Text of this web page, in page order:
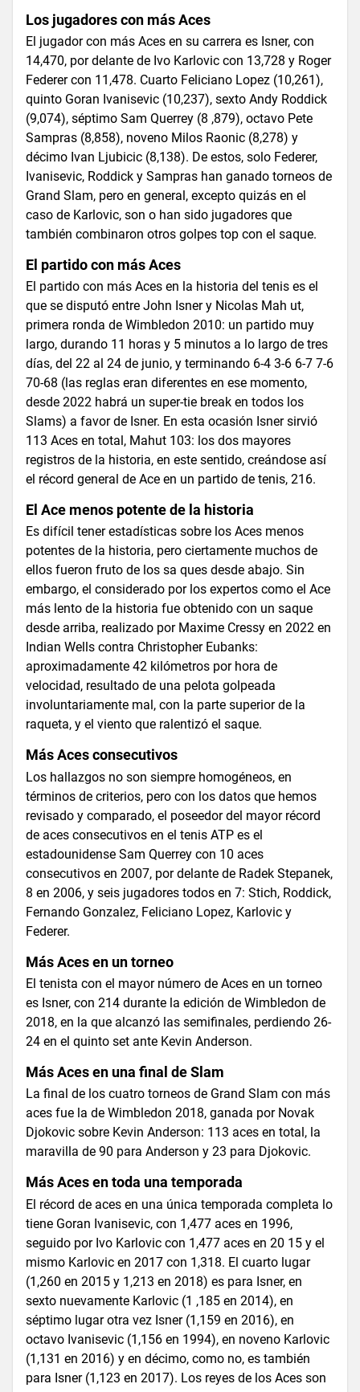
Los jugadores con más Aces
El jugador con más Aces en su carrera es Isner, con
14,470, por delante de Ivo Karlovic con 13,728 y Roger
Federer con 11,478. Cuarto Feliciano Lopez (10,261),
quinto Goran Ivanisevic (10,237), sexto Andy Roddick
(9,074), séptimo Sam Querrey (8 ,879), octavo Pete
Sampras (8,858), noveno Milos Raonic (8,278) y
décimo Ivan Ljubicic (8,138). De estos, solo Federer,
Ivanisevic, Roddick y Sampras han ganado torneos de
Grand Slam, pero en general, excepto quizás en el
caso de Karlovic, son o han sido jugadores que
también combinaron otros golpes top con el saque.
El partido con más Aces
El partido con más Aces en la historia del tenis es el
que se disputó entre John Isner y Nicolas Mah ut,
primera ronda de Wimbledon 2010: un partido muy
largo, durando 11 horas y 5 minutos a lo largo de tres
días, del 22 al 24 de junio, y terminando 6-4 3-6 6-7 7-6
70-68 (las reglas eran diferentes en ese momento,
desde 2022 habrá un super-tie break en todos los
Slams) a favor de Isner. En esta ocasión Isner sirvió
113 Aces en total, Mahut 103: los dos mayores
registros de la historia, en este sentido, creándose así
el récord general de Ace en un partido de tenis, 216.
El Ace menos potente de la historia
Es difícil tener estadísticas sobre los Aces menos
potentes de la historia, pero ciertamente muchos de
ellos fueron fruto de los sa ques desde abajo. Sin
embargo, el considerado por los expertos como el Ace
más lento de la historia fue obtenido con un saque
desde arriba, realizado por Maxime Cressy en 2022 en
Indian Wells contra Christopher Eubanks:
aproximadamente 42 kilómetros por hora de
velocidad, resultado de una pelota golpeada
involuntariamente mal, con la parte superior de la
raqueta, y el viento que ralentizó el saque.
Más Aces consecutivos
Los hallazgos no son siempre homogéneos, en
términos de criterios, pero con los datos que hemos
revisado y comparado, el poseedor del mayor récord
de aces consecutivos en el tenis ATP es el
estadounidense Sam Querrey con 10 aces
consecutivos en 2007, por delante de Radek Stepanek,
8 en 2006, y seis jugadores todos en 7: Stich, Roddick,
Fernando Gonzalez, Feliciano Lopez, Karlovic y
Federer.
Más Aces en un torneo
El tenista con el mayor número de Aces en un torneo
es Isner, con 214 durante la edición de Wimbledon de
2018, en la que alcanzó las semifinales, perdiendo 26-
24 en el quinto set ante Kevin Anderson.
Más Aces en una final de Slam
La final de los cuatro torneos de Grand Slam con más
aces fue la de Wimbledon 2018, ganada por Novak
Djokovic sobre Kevin Anderson: 113 aces en total, la
maravilla de 90 para Anderson y 23 para Djokovic.
Más Aces en toda una temporada
El récord de aces en una única temporada completa lo
tiene Goran Ivanisevic, con 1,477 aces en 1996,
seguido por Ivo Karlovic con 1,477 aces en 20 15 y el
mismo Karlovic en 2017 con 1,318. El cuarto lugar
(1,260 en 2015 y 1,213 en 2018) es para Isner, en
sexto nuevamente Karlovic (1 ,185 en 2014), en
séptimo lugar otra vez Isner (1,159 en 2016), en
octavo Ivanisevic (1,156 en 1994), en noveno Karlovic
(1,131 en 2016) y en décimo, como no, es también
para Isner (1,123 en 2017). Los reyes de los Aces son